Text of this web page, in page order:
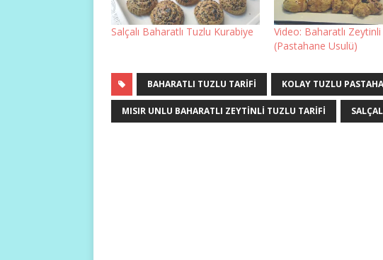
Salçalı Baharatlı Tuzlu Kurabiye
Video: Baharatlı
(Pastahane Usulü)
BAHARATLI TUZLU TARIFI KOLAY TUZLU
MISIR UNLU BAHARATLI ZEYTINLI TUZLU TARIFI